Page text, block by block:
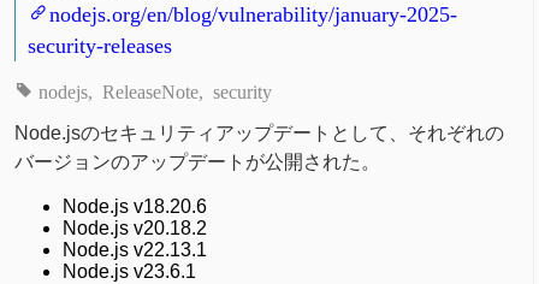
nodejs.org/en/blog/vulnerability/january-2025-
security-releases
nodejs ReleaseNote security
Node.jsのセキュリティアップデートとして、それぞれの
バージョンのアップデートが公開された。
Node.js v18.20.6
Node.js v20.18.2
Node.js v22.13.1
Node.js v23.6.1